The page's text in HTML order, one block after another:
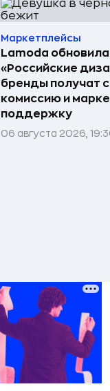
Маркетплейсы
Lamoda
«Российские
бренды получат
комиссию и
поддержку
06 августа 2026,